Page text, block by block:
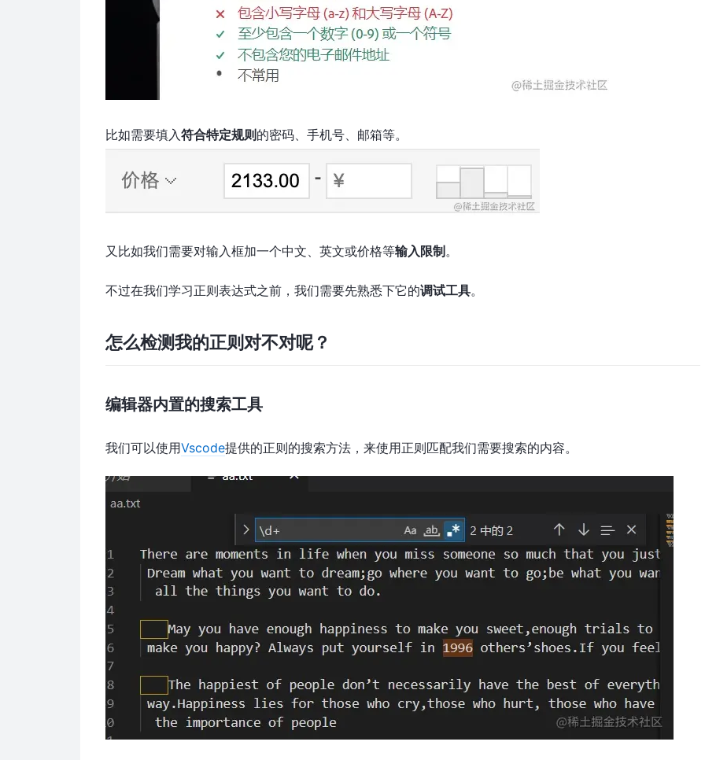
比如需要填入符合特定规则 的密码、手机号、邮箱等。
又比如我们需要对输入框加一个中文、英文或价格等输入限制 。
不过在我们学习正则表达式之前，我们需要先熟悉下它的调试工具。
怎么检测我的正则对不对呢？
编辑器内置的搜索工具
我们可以使用Vscode提供的正则的搜索方法，来使用正则匹配我们需要搜索的内容。